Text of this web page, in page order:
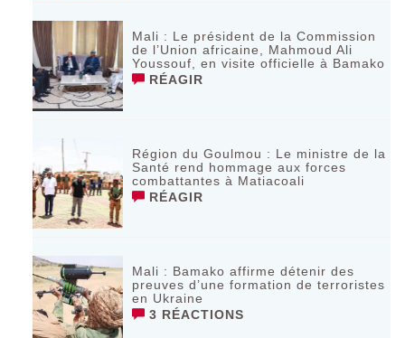
Mali : Le président de la Commission
de l’Union africaine, Mahmoud Ali
Youssouf, en visite officielle à Bamako
RÉAGIR
Région du Goulmou : Le ministre de la
Santé rend hommage aux forces
combattantes à Matiacoali
RÉAGIR
Mali : Bamako affirme détenir des
preuves d’une formation de terroristes
en Ukraine
3 RÉACTIONS